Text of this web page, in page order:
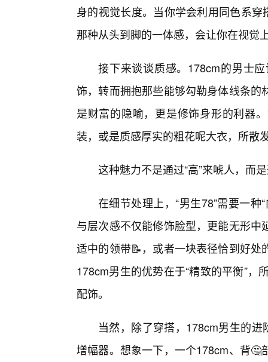
身的视觉长度。当你学会利用同色系
那种从头到脚的一体感，会让你在视觉
接下来谈谈质感。178cm的男士
饰，转而拥抱那些能够勾勒身体线条
是财富的隐喻，更是修饰身形的利器
装，或是质感厚实的粗花呢大衣，所散
这种魅力不是通过“高”来唬人，而
在细节处理上，“男生78”需要一
与层次感不仅能修饰脸型，更能无形
适中的领带📝，或者一块表径恰到好
178cm男生的优势在于“精致的平衡”
配饰。
当然，除了穿搭，178cm男生的
增幅器。想象一下，一个178cm、背